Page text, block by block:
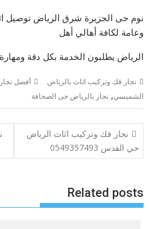
نوم حى الجزيرة شرق الرياض توصيل
وعامة لكافة أهالي أهل
الرياض يطلبون الخدمة بكل دقة
نجار فك وتركيب اثاث بالرياض أفضل
الشميسي,نجار بالرياض حى الصحافة
تصفّح
المقالات
نجار فك وتركيب اثاث الرياض
حي القدس 0549357493
Related posts